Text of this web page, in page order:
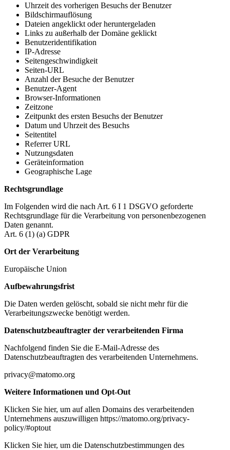
Uhrzeit des vorherigen Besuchs der Benutzer
Bildschirmauflösung
Dateien angeklickt oder heruntergeladen
Links zu außerhalb der Domäne geklickt
Benutzeridentifikation
IP-Adresse
Seitengeschwindigkeit
Seiten-URL
Anzahl der Besuche der Benutzer
Benutzer-Agent
Browser-Informationen
Zeitzone
Zeitpunkt des ersten Besuchs der Benutzer
Datum und Uhrzeit des Besuchs
Seitentitel
Referrer URL
Nutzungsdaten
Geräteinformation
Geographische Lage
Rechtsgrundlage
Im Folgenden wird die nach Art. 6 I 1 DSGVO geforderte
Rechtsgrundlage für die Verarbeitung von personenbezogenen
Daten genannt.
Art. 6 (1) (a) GDPR
Ort der Verarbeitung
Europäische Union
Aufbewahrungsfrist
Die Daten werden gelöscht, sobald sie nicht mehr für die
Verarbeitungszwecke benötigt werden.
Datenschutzbeauftragter der verarbeitenden Firma
Nachfolgend finden Sie die E-Mail-Adresse des
Datenschutzbeauftragten des verarbeitenden Unternehmens.
privacy@matomo.org
Weitere Informationen und Opt-Out
Klicken Sie hier, um auf allen Domains des verarbeitenden
Unternehmens auszuwilligen https://matomo.org/privacy-
policy/#optout
Klicken Sie hier, um die Datenschutzbestimmungen des